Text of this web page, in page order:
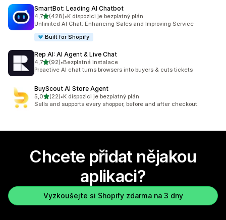
SmartBot: Leading AI Chatbot
4,7z 5 hvězd
(428)
Celkový počet recenzí: 428
•K dispozici je bezplatný plán
Unlimited AI Chat: Enhancing Sales and Improving Service
Built for Shopify
Rep AI: AI Agent & Live Chat
4,7z 5 hvězd
(92)
Celkový počet recenzí: 92
•Bezplatná instalace
Proactive AI chat turns browsers into buyers & cuts tickets
BuyScout AI Store Agent
5,0z 5 hvězd
(22)
Celkový počet recenzí: 22
•K dispozici je bezplatný plán
Sells and supports every shopper, before and after checkout.
Chcete přidat nějakou
aplikaci?
Vyzkoušejte si Shopify zdarma na 3 dny